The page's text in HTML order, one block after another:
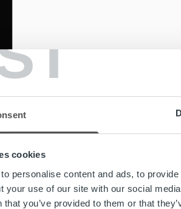
cookies
personalise content and ads, to
your use of our site with our social
that you’ve provided to them or that